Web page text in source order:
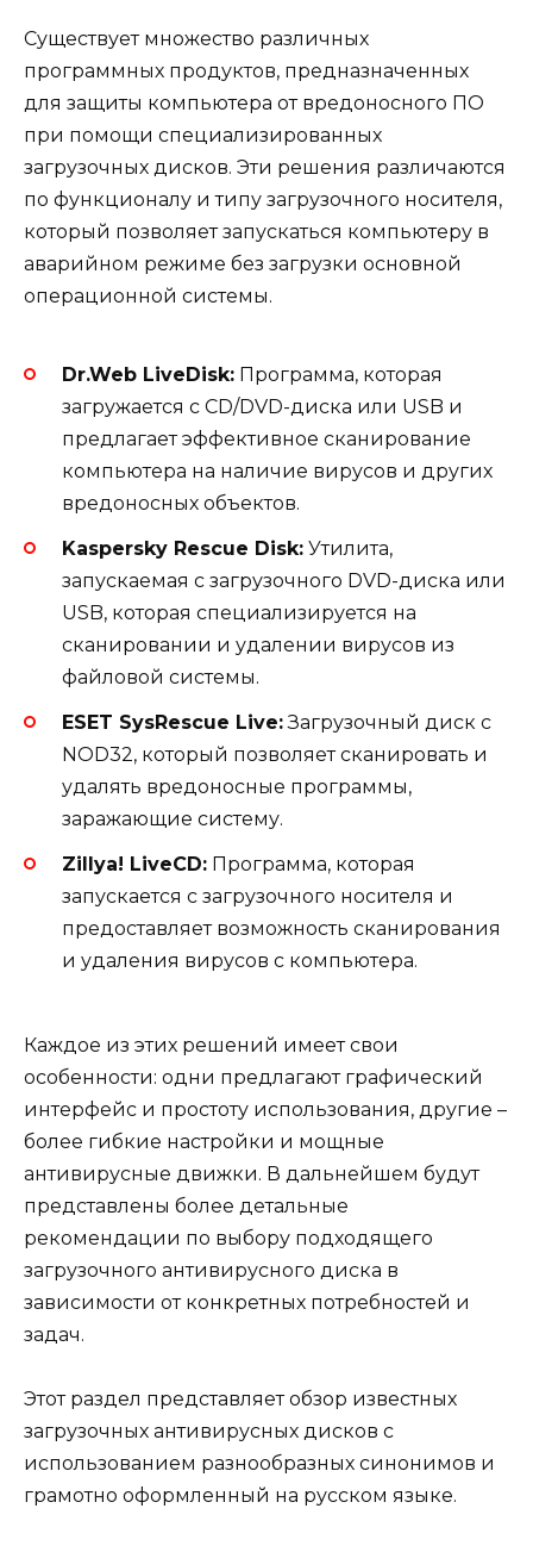
Существует множество различных
программных продуктов, предназначенных
для защиты компьютера от вредоносного ПО
при помощи специализированных
загрузочных дисков. Эти решения различаются
по функционалу и типу загрузочного носителя,
который позволяет запускаться компьютеру в
аварийном режиме без загрузки основной
операционной системы.
Dr.Web LiveDisk: Программа, которая
загружается с CD/DVD-диска или USB и
предлагает эффективное сканирование
компьютера на наличие вирусов и других
вредоносных объектов.
Kaspersky Rescue Disk: Утилита,
запускаемая с загрузочного DVD-диска или
USB, которая специализируется на
сканировании и удалении вирусов из
файловой системы.
ESET SysRescue Live:Загрузочный диск с
NOD32, который позволяет сканировать и
удалять вредоносные программы,
заражающие систему.
Zillya! LiveCD: Программа, которая
запускается с загрузочного носителя и
предоставляет возможность сканирования
и удаления вирусов с компьютера.
Каждое из этих решений имеет свои
особенности: одни предлагают графический
интерфейс и простоту использования, другие –
более гибкие настройки и мощные
антивирусные движки. В дальнейшем будут
представлены более детальные
рекомендации по выбору подходящего
загрузочного антивирусного диска в
зависимости от конкретных потребностей и
задач.
Этот раздел представляет обзор известных
загрузочных антивирусных дисков с
использованием разнообразных синонимов и
грамотно оформленный на русском языке.